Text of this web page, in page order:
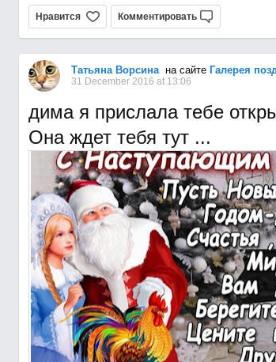
Нравится Комментировать
Татьяна Ворсинана сайте Галерея
31 December 2016 at 13:06
дима я прислала тебе
Она ждет тебя тут ...